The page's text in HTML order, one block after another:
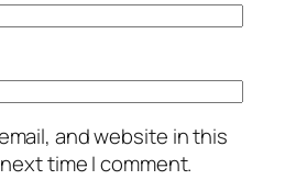
and website in this
time I comment.